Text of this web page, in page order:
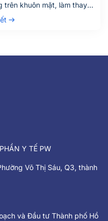
trên khuôn mặt, làm thay
cung hàm. Vì vậy khi
hàm, có thể dễ dàng
hay không, Nha Khoa
Y TẾ PW
Võ Thị Sáu, Q3, thành
và Đầu tư Thành phố Hồ